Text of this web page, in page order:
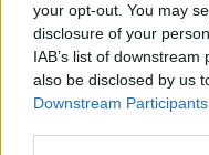
your opt-out. You may
disclosure of your
IAB’s list of
also be disclosed by us
Downstream Participants